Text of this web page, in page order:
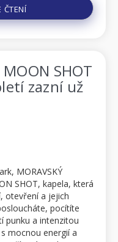
ČTENÍ
SHOT
zazní už
MORAVSKÝ
SHOT, kapela, která
otevření a jejich
pocítíte
punku a intenzitou
mocnou energií a